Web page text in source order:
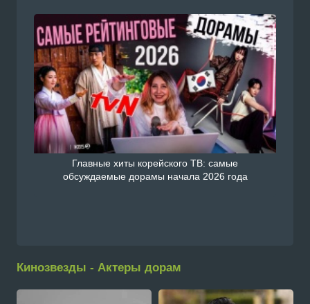
Главные хиты корейского ТВ: самые
обсуждаемые дорамы начала 2026 года
Кинозвезды - Актеры дорам